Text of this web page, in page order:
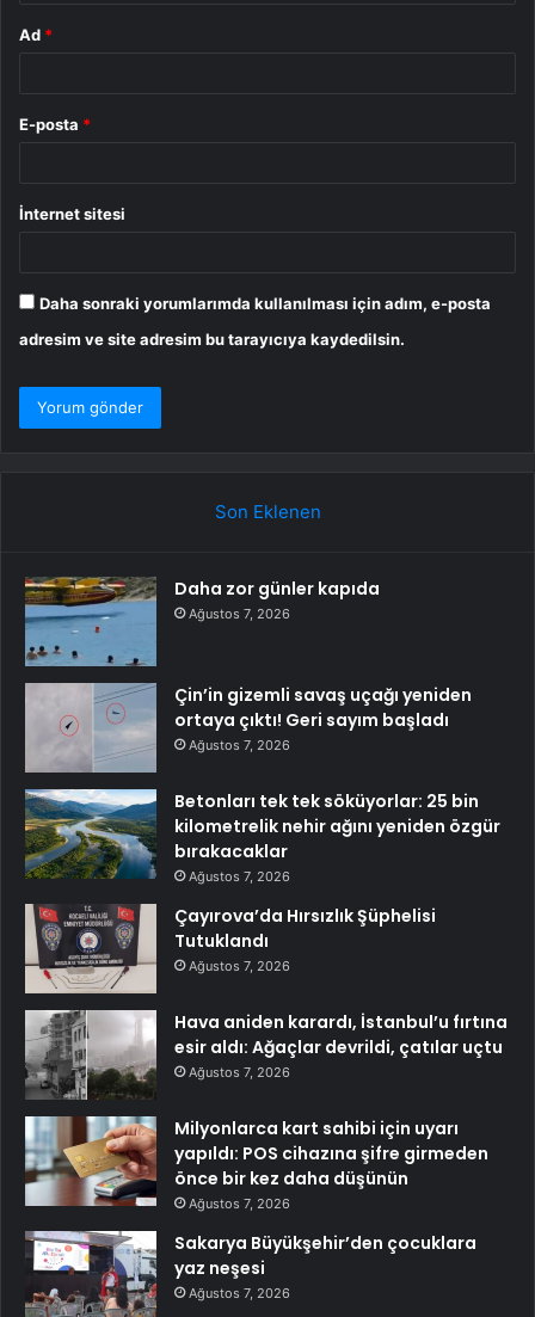
Ad *
E-posta *
İnternet sitesi
Daha sonraki yorumlarımda kullanılması için adım, e-posta
adresim ve site adresim bu tarayıcıya kaydedilsin.
Son Eklenen
Daha zor günler kapıda
Ağustos 7, 2026
Çin’in gizemli savaş uçağı yeniden
ortaya çıktı! Geri sayım başladı
Ağustos 7, 2026
Betonları tek tek söküyorlar: 25 bin
kilometrelik nehir ağını yeniden özgür
bırakacaklar
Ağustos 7, 2026
Çayırova’da Hırsızlık Şüphelisi
Tutuklandı
Ağustos 7, 2026
Hava aniden karardı, İstanbul’u fırtına
esir aldı: Ağaçlar devrildi, çatılar uçtu
Ağustos 7, 2026
Milyonlarca kart sahibi için uyarı
yapıldı: POS cihazına şifre girmeden
önce bir kez daha düşünün
Ağustos 7, 2026
Sakarya Büyükşehir’den çocuklara
yaz neşesi
Ağustos 7, 2026